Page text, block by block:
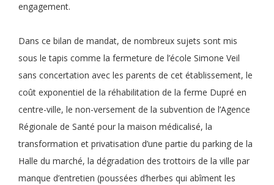
engagement.
Dans ce bilan de mandat, de nombreux sujets sont mis
sous le tapis comme la fermeture de l’école Simone Veil
sans concertation avec les parents de cet établissement, le
coût exponentiel de la réhabilitation de la ferme Dupré en
centre-ville, le non-versement de la subvention de l’Agence
Régionale de Santé pour la maison médicalisé, la
transformation et privatisation d’une partie du parking de la
Halle du marché, la dégradation des trottoirs de la ville par
manque d’entretien (poussées d’herbes qui abîment les